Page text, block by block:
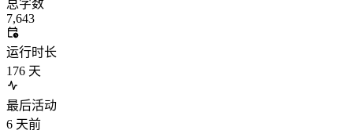
总字数
7,643
运行时长
176 天
最后活动
6 天前